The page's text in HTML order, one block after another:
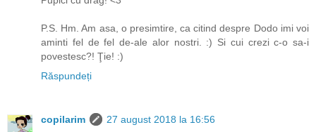
P.S. Hm. Am asa, o presimtire, ca citind despre Dodo imi voi
aminti fel de fel de-ale alor nostri. :) Si cui crezi c-o sa-i
povestesc?! Ţie! :)
Răspundeți
copilarim
27 august 2018 la 16:56